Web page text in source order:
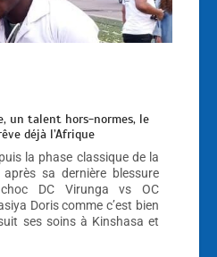
un talent hors-normes, le
déjà l’Afrique
la phase classique de la
sa dernière blessure
DC Virunga vs OC
Doris comme c’est bien
ses soins à Kinshasa et